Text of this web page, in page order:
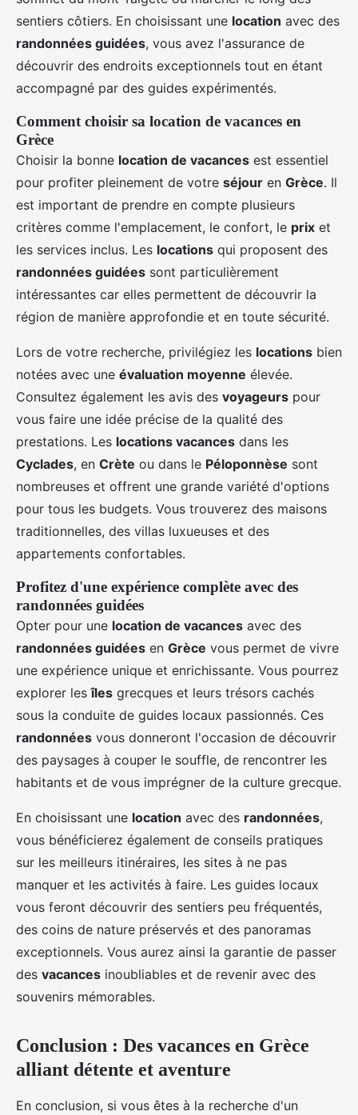
sentiers côtiers. En choisissant une location avec des
randonnées guidées, vous avez l'assurance de
découvrir des endroits exceptionnels tout en étant
accompagné par des guides expérimentés.
Comment choisir sa location de vacances en
Grèce
Choisir la bonne location de vacances est essentiel
pour profiter pleinement de votre séjour en Grèce. Il
est important de prendre en compte plusieurs
critères comme l'emplacement, le confort, le prix et
les services inclus. Les locations qui proposent des
randonnées guidées sont particulièrement
intéressantes car elles permettent de découvrir la
région de manière approfondie et en toute sécurité.
Lors de votre recherche, privilégiez les locations bien
notées avec une évaluation moyenne élevée.
Consultez également les avis des voyageurs pour
vous faire une idée précise de la qualité des
prestations. Les locations vacances dans les
Cyclades, en Crète ou dans le Péloponnèse sont
nombreuses et offrent une grande variété d'options
pour tous les budgets. Vous trouverez des maisons
traditionnelles, des villas luxueuses et des
appartements confortables.
Profitez d'une expérience complète avec des
randonnées guidées
Opter pour une location de vacances avec des
randonnées guidées en Grèce vous permet de vivre
une expérience unique et enrichissante. Vous pourrez
explorer lesîles grecques et leurs trésors cachés
sous la conduite de guides locaux passionnés. Ces
randonnées vous donneront l'occasion de découvrir
des paysages à couper le souffle, de rencontrer les
habitants et de vous imprégner de la culture grecque.
En choisissant une location avec des randonnées,
vous bénéficierez également de conseils pratiques
sur les meilleurs itinéraires, les sites à ne pas
manquer et les activités à faire. Les guides locaux
vous feront découvrir des sentiers peu fréquentés,
des coins de nature préservés et des panoramas
exceptionnels. Vous aurez ainsi la garantie de passer
des vacances inoubliables et de revenir avec des
souvenirs mémorables.
Conclusion : Des vacances en Grèce
alliant détente et aventure
En conclusion, si vous êtes à la recherche d'un